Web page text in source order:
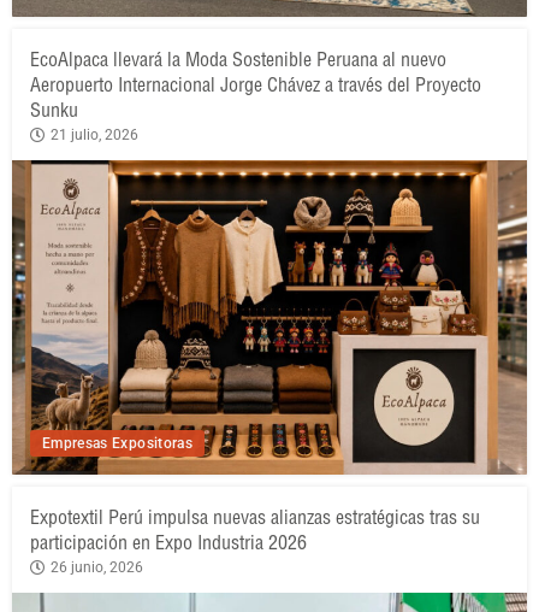
Empresas Expositoras
EcoAlpaca llevará la Moda Sostenible Peruana al nuevo
Aeropuerto Internacional Jorge Chávez a través del Proyecto
Sunku
21 julio, 2026
Expotextil Perú impulsa nuevas alianzas estratégicas tras su
participación en Expo Industria 2026
26 junio, 2026